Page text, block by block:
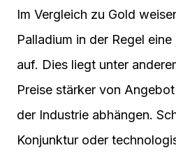
Im Vergleich zu Gold
Palladium in der Regel
auf. Dies liegt unter
Preise stärker von
der Industrie abhängen.
Konjunktur oder